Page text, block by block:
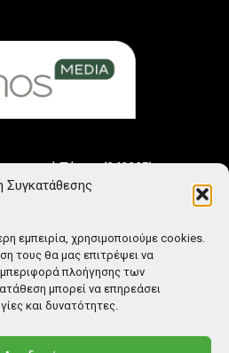
Συγκατάθεσης
εμπειρία, χρησιμοποιούμε cookies.
τους θα μας επιτρέψει να
πλοήγησης των
μπορεί να επηρεάσει
και δυνατότητες.
Τύπου (242225)